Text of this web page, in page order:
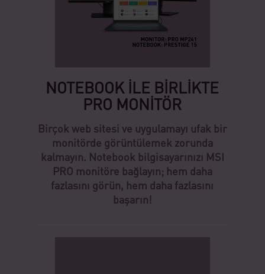
NOTEBOOK İLE BİRLİKTE
PRO MONİTÖR
Birçok web sitesi ve uygulamayı ufak bir
monitörde görüntülemek zorunda
kalmayın. Notebook bilgisayarınızı MSI
PRO monitöre bağlayın; hem daha
fazlasını görün, hem daha fazlasını
başarın!